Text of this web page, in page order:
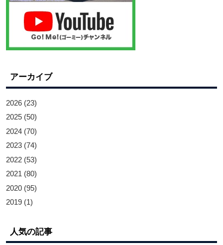
アーカイブ
2026 (23)
2025 (50)
2024 (70)
2023 (74)
2022 (53)
2021 (80)
2020 (95)
2019 (1)
人気の記事